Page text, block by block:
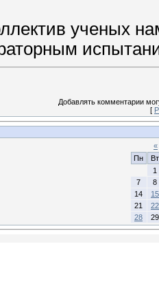
ученых
Добавлять комментарии
[
«
Пн
Вт
1
7
8
14
15
21
22
28
29